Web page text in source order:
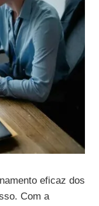
eficaz dos
Com a